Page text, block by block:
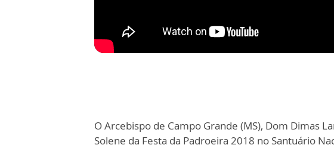
O Arcebispo de Campo Grande (MS), Dom Dimas
Solene da Festa da Padroeira 2018 no Santuário